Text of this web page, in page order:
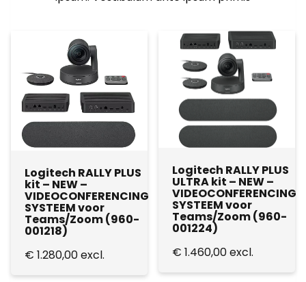
Logitech RALLY PLUS
kit – NEW –
VIDEOCONFERENCING
SYSTEEM voor
Teams/Zoom (960-
001218)
€ 1.280,00excl.
Logitech RALLY PLUS
ULTRA kit – NEW –
VIDEOCONFERENCING
SYSTEEM voor
Teams/Zoom (960-
001224)
€ 1.460,00excl.